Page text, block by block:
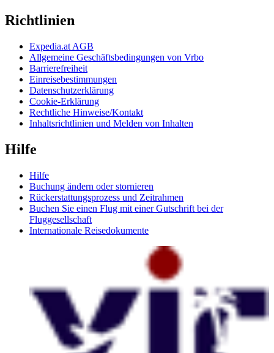
Richtlinien
Expedia.at AGB
Allgemeine Geschäftsbedingungen von Vrbo
Barrierefreiheit
Einreisebestimmungen
Datenschutzerklärung
Cookie-Erklärung
Rechtliche Hinweise/Kontakt
Inhaltsrichtlinien und Melden von Inhalten
Hilfe
Hilfe
Buchung ändern oder stornieren
Rückerstattungsprozess und Zeitrahmen
Buchen Sie einen Flug mit einer Gutschrift bei der
Fluggesellschaft
Internationale Reisedokumente